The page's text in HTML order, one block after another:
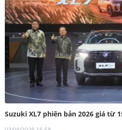
Suzuki XL7 phiên bản 2026 giá từ